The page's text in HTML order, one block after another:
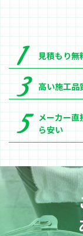
見積もり無
高い施工品
メーカー直
ら安い